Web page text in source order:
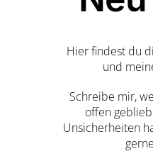
Hier findest du
und
Schreibe mir,
offen
Unsicherheiten